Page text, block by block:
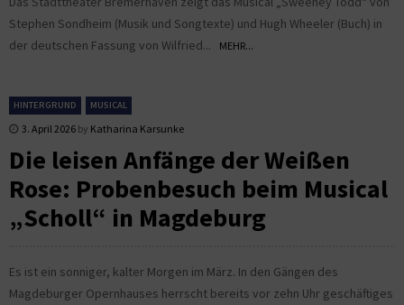
Stephen Sondheim (Musik und Songtexte) und Hugh Wheeler (Buch) in
der deutschen Fassung von Wilfried...
MEHR...
HINTERGRUND MUSICAL
3. April 2026 by Katharina Karsunke
Die leisen Anfänge der Weißen
Rose: Probenbesuch beim Musical
„Scholl“ in Magdeburg
Es ist ein sonniger, kalter Morgen im März. In den Gängen des
Magdeburger Opernhauses herrscht bereits vor zehn Uhr geschäftiges